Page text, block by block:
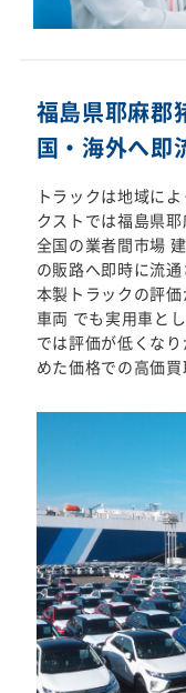
福島県耶麻郡
国・海外へ即
トラックは地域に
クストでは福島県
全国の業者間市場
の販路へ即時に流
本製トラックの評
車両 でも実用車と
では評価が低くな
めた価格での高価買